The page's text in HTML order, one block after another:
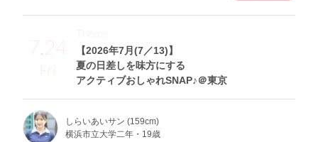
7.24
Fri
【2026年7月(7／13)】
夏の日差しを味方にする
アクティブおしゃれSNAP♪＠東京
Theme
しらいあいサン (159cm)
横浜市立大学二年・19歳